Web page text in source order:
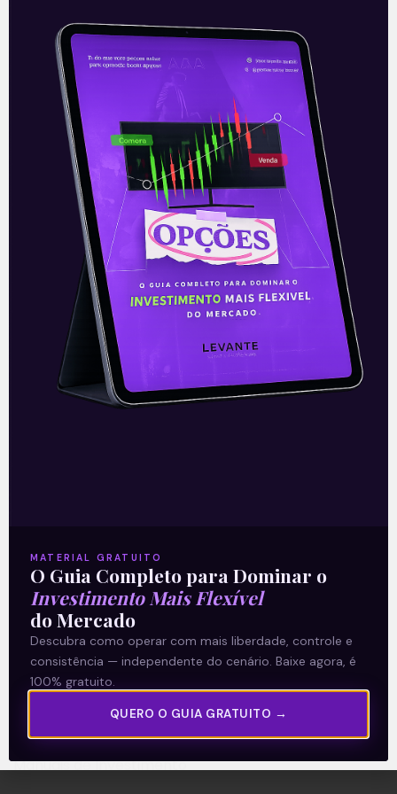
Varejo farmacêutico em alta
Associação Brasileira de Redes de
Farmácia e Drogaria (Abrafarma), que
reúne as maiores redes de drogarias do
País, projeta um crescimento de cerca
de 900
Leia mais
12/01/2021
Termos e Condições
Política de Privacidade
Explore
Artigos
E Eu Com Isso?
Vídeos no Youtube
Manuais de Investimento
MATERIAL GRATUITO
O Guia Completo para Dominar o
Investimento Mais Flexível
do Mercado
Descubra como operar com mais liberdade, controle e
consistência — independente do cenário. Baixe agora, é
100% gratuito.
QUERO O GUIA GRATUITO →